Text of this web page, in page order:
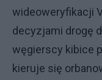
wideoweryfikacji
decyzjami drogę
węgierscy kibice
kieruje się